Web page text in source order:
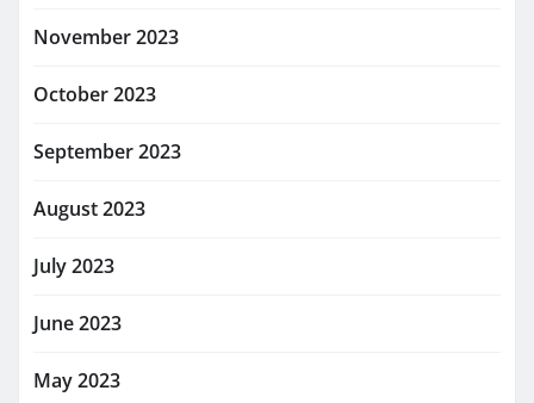
November 2023
October 2023
September 2023
August 2023
July 2023
June 2023
May 2023